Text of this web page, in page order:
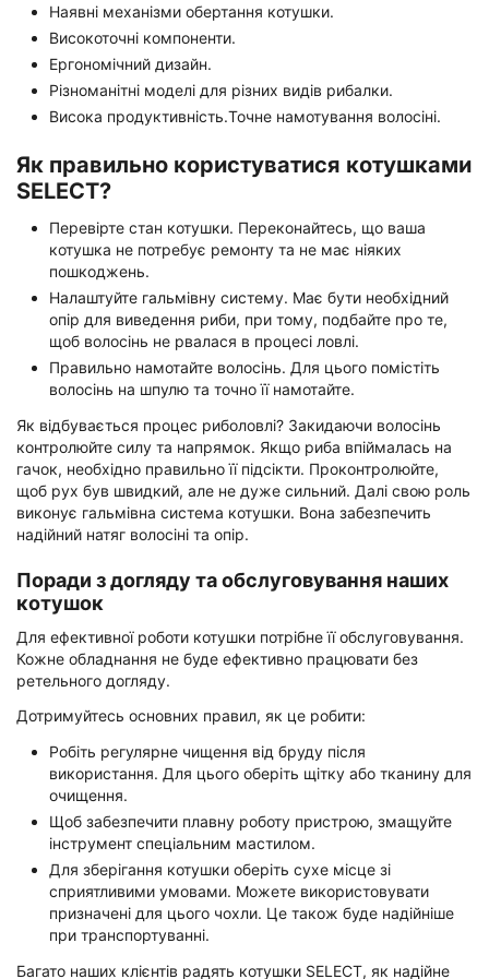
Наявні механізми обертання котушки.
Високоточні компоненти.
Ергономічний дизайн.
Різноманітні моделі для різних видів рибалки.
Висока продуктивність.Точне намотування волосіні.
Як правильно користуватися котушками
SELECT?
Перевірте стан котушки. Переконайтесь, що ваша
котушка не потребує ремонту та не має ніяких
пошкоджень.
Налаштуйте гальмівну систему. Має бути необхідний
опір для виведення риби, при тому, подбайте про те,
щоб волосінь не рвалася в процесі ловлі.
Правильно намотайте волосінь. Для цього помістіть
волосінь на шпулю та точно її намотайте.
Як відбувається процес риболовлі? Закидаючи волосінь
контролюйте силу та напрямок. Якщо риба впіймалась на
гачок, необхідно правильно її підсікти. Проконтролюйте,
щоб рух був швидкий, але не дуже сильний. Далі свою роль
виконує гальмівна система котушки. Вона забезпечить
надійний натяг волосіні та опір.
Поради з догляду та обслуговування наших
котушок
Для ефективної роботи котушки потрібне її обслуговування.
Кожне обладнання не буде ефективно працювати без
ретельного догляду.
Дотримуйтесь основних правил, як це робити:
Робіть регулярне чищення від бруду після
використання. Для цього оберіть щітку або тканину для
очищення.
Щоб забезпечити плавну роботу пристрою, змащуйте
інструмент спеціальним мастилом.
Для зберігання котушки оберіть сухе місце зі
сприятливими умовами. Можете використовувати
призначені для цього чохли. Це також буде надійніше
при транспортуванні.
Багато наших клієнтів радять котушки SELECT, як надійне